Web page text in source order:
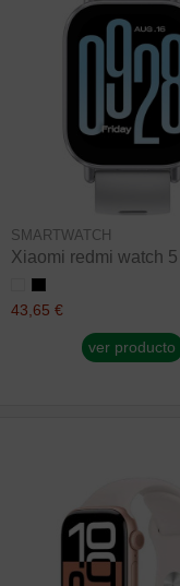
SMARTWATCH
Xiaomi redmi watch
43,65 €
ver producto